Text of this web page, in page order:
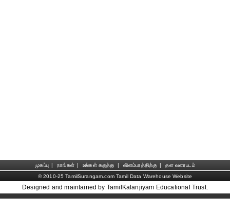
முகப்பு | நாங்கள் | உங்கள் கருத்து | விளம்பரத்திற்கு |
தள வரைபடம்
© 2010-25 TamilSurangam.com Tamil Data Warehouse Website
Designed and maintained by TamilKalanjiyam Educational Trust.